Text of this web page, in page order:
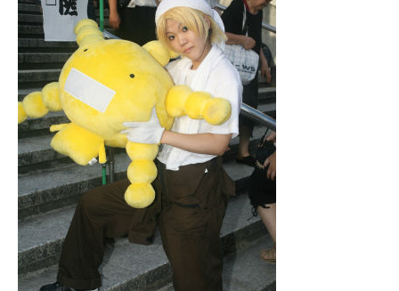
電子設計の基本と応用
エネルギーの専門メディア
建設×テクノロジーの最前線
ちょっと気になるネットの話題